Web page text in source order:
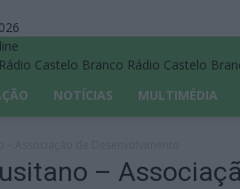
Rádio Castelo
NOTÍCIAS MULTIMÉDIA
–